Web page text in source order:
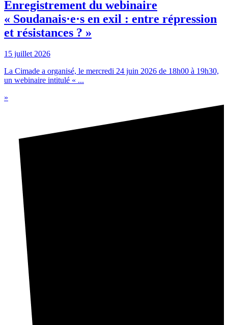
Enregistrement du webinaire
« Soudanais·e·s en exil : entre répression
et résistances ? »
15 juillet 2026
La Cimade a organisé, le mercredi 24 juin 2026 de 18h00 à 19h30,
un webinaire intitulé « ...
»